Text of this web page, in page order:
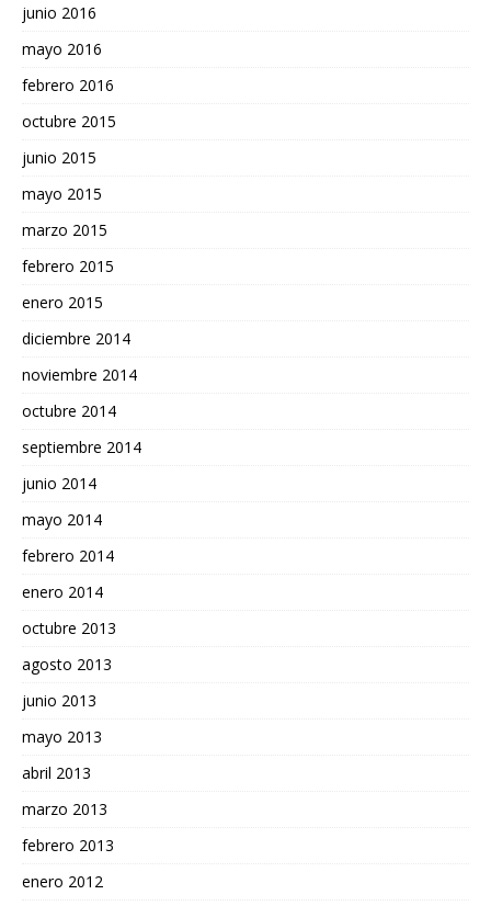
junio 2016
mayo 2016
febrero 2016
octubre 2015
junio 2015
mayo 2015
marzo 2015
febrero 2015
enero 2015
diciembre 2014
noviembre 2014
octubre 2014
septiembre 2014
junio 2014
mayo 2014
febrero 2014
enero 2014
octubre 2013
agosto 2013
junio 2013
mayo 2013
abril 2013
marzo 2013
febrero 2013
enero 2012